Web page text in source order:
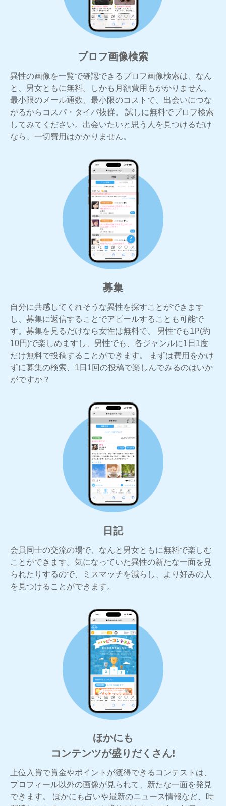
プロフ画像検索
異性の画像を一覧で確認できるプロフ画像検索は、なん
と、男女ともに無料。しかも月額費用もかかりません。
最小限のメール通数、最小限のコストで、出会いにつな
がるからコスパ・タイパ抜群。 試しに無料でプロフ検索
してみてください。出会いたいと思う人を見つけるだけ
なら、一切費用はかかりません。
募集
自分に共感してくれそうな異性を探すことができます
し、募集に返信することでアピールすることも可能で
す。募集を見るだけなら女性は無料で、 男性でも1P(約
10円)で楽しめますし、男性でも、各ジャンルに1日1度
だけ無料で投稿することができます。 まずは費用をかけ
ずに募集の検索、1日1回の投稿で楽しんでみるのはいか
がですか？
日記
会員同士の交流の場で、なんと男女ともに無料で楽しむ
ことができます。気になっていた異性の新たな一面を見
られたりするので、ミスマッチを減らし、より好みの人
を見つけることができます。
ほかにも
コンテンツが盛りだくさん!
上位入賞で賞金やポイントが獲得できるコンテストは、
プロフィール以外の画像が見られて、新たな一面を発見
できます。 ほかにも占いや最新のニュース情報など、時